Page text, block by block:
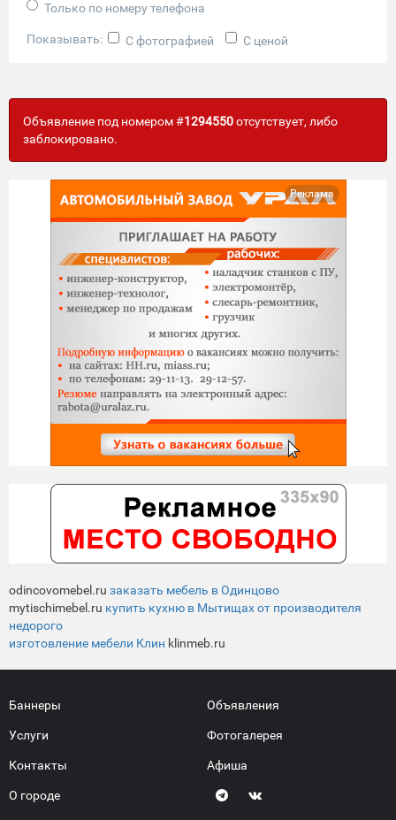
Только по номеру телефона
Показывать: С фотографией С ценой
Объявление под номером #1294550отсутствует, либо
заблокировано.
Реклама
odincovomebel.ru заказать мебель в Одинцово
mytischimebel.ru купить кухню в Мытищах от производителя
недорого
изготовление мебели Клин klinmeb.ru
Баннеры
Услуги
Контакты
О городе
Объявления
Фотогалерея
Афиша